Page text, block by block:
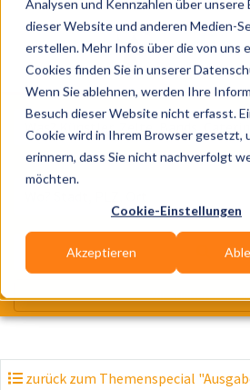
Analysen und Kennzahlen über unsere
dieser Website und anderen Medien-
erstellen. Mehr Infos über die von uns
Cookies finden Sie in unserer
Wenn Sie ablehnen, werden Ihre
Besuch dieser Website nicht erfasst.
Cookie wird in Ihrem Browser gesetzt,
erinnern, dass Sie nicht nachverfolgt
möchten.
Cookie-Einstellungen
Akzeptieren
zurück zum Themenspecial
Was?
Wir suchen für